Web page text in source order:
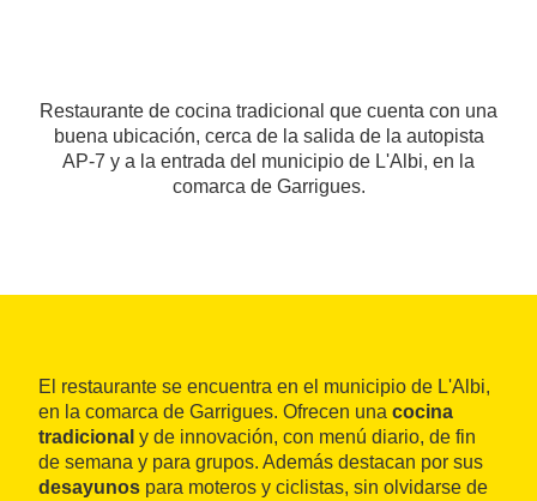
Restaurante de cocina tradicional que cuenta con una
buena ubicación, cerca de la salida de la autopista
AP-7 y a la entrada del municipio de L'Albi, en la
comarca de Garrigues.
El restaurante se encuentra en el municipio de L'Albi,
en la comarca de Garrigues. Ofrecen una cocina
tradicional y de innovación, con menú diario, de fin
de semana y para grupos. Además destacan por sus
desayunos para moteros y ciclistas, sin olvidarse de